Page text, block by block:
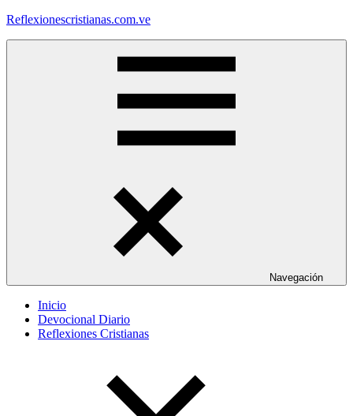
Saltar
Reflexionescristianas.com.ve
Navegación
Inicio
Devocional Diario
Reflexiones Cristianas